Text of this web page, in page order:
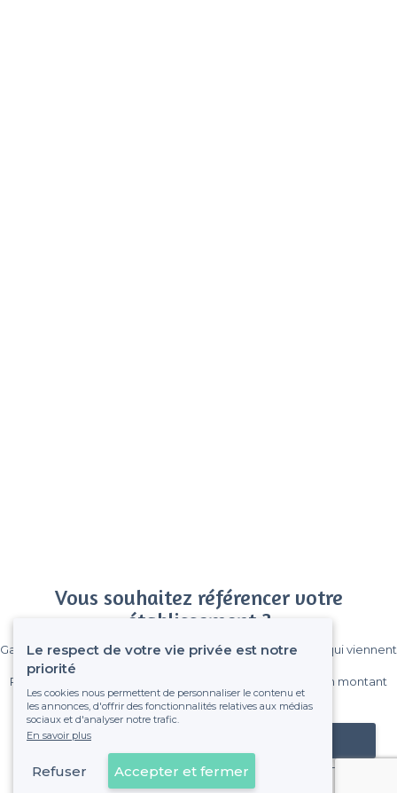
Vous souhaitez référencer votre
établissement ?
Gagnez de nombreux clients parmi le million de visiteurs qui viennent
Pas de commissions et sans engagement, vous payez un montant
fixe sans risque de voir déraper la facture.
Référencer mon établissement
Déjà client
Le respect de votre vie privée est notre
priorité
Les cookies nous permettent de personnaliser le contenu et
les annonces, d'offrir des fonctionnalités relatives aux médias
sociaux et d'analyser notre trafic.
En savoir plus
Refuser Accepter et fermer